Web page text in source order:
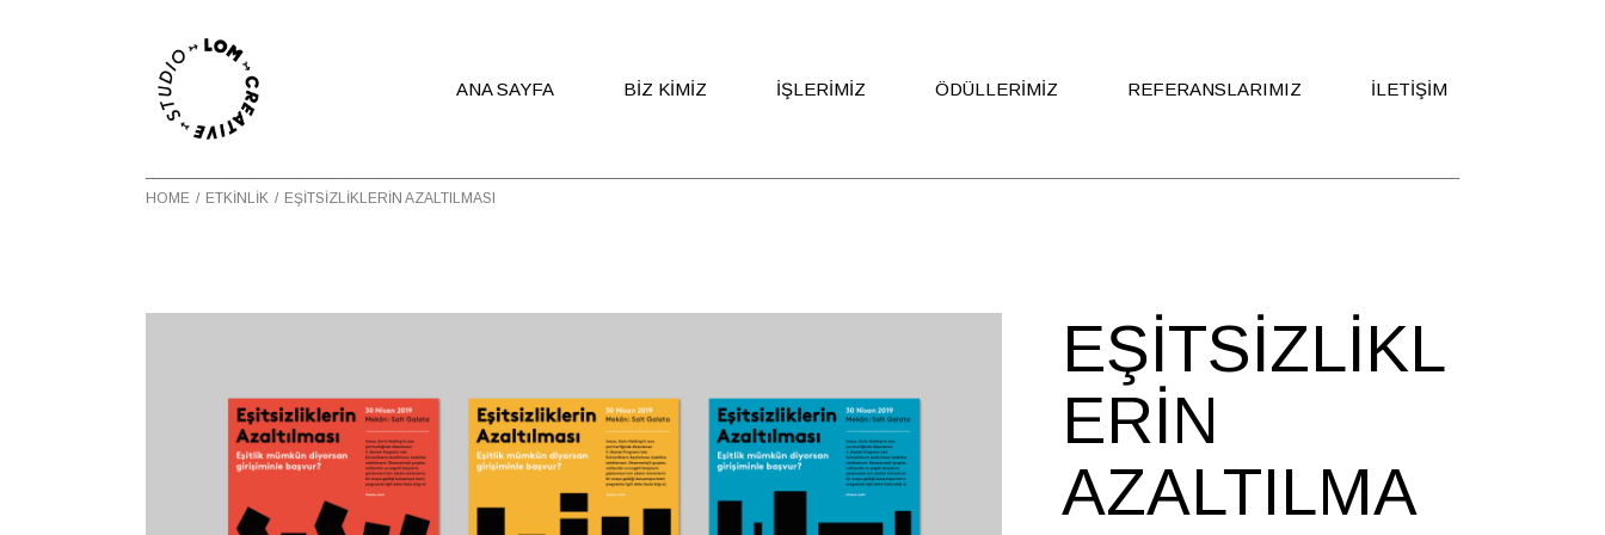
ANA SAYFA BIZ KIMIZ İŞLERIMIZ ÖDÜLLERIMIZ REFERANSLARIMIZ İLETIŞIM
HOME ETKINLIK EŞITSIZLIKLERIN AZALTILMASI
EŞITSIZLIKL
ERIN
AZALTILMA